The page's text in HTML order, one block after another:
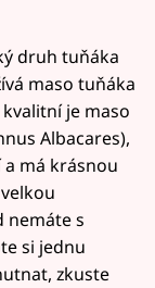
druh tuňáka
maso tuňáka
je maso
Albacares),
má krásnou
nemáte s
si jednu
zkuste